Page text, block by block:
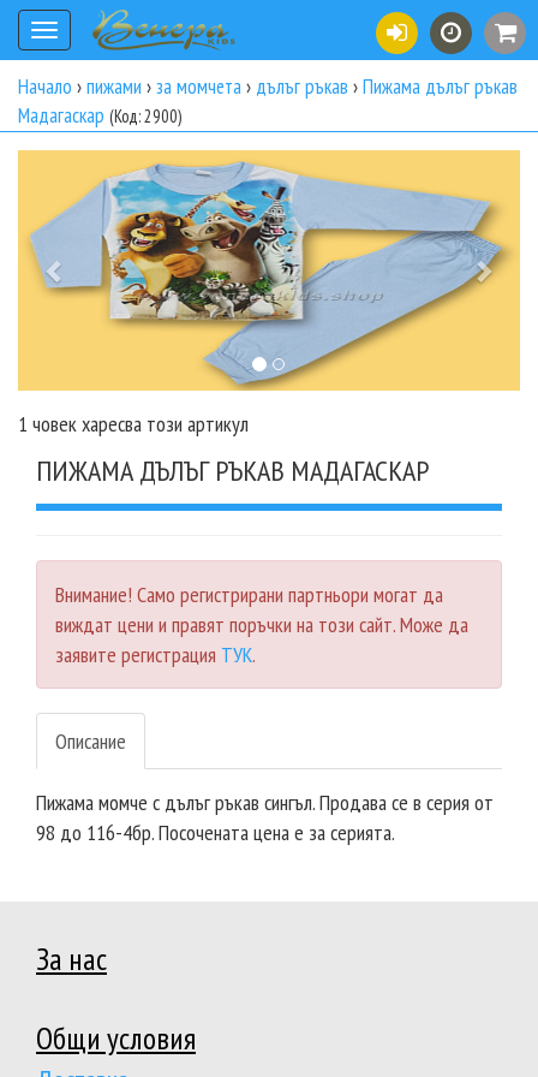
Toggle
navigation
Начало ›пижами ›за момчета› дълъг ръкав ›Пижама дълъг ръкав
Мадагаскар (Код: 2900)
Previous
1 човек харесва този артикул
ПИЖАМА ДЪЛЪГ РЪКАВ МАДАГАСКАР
Внимание! Само регистрирани партньори могат да
виждат цени и правят поръчки на този сайт. Може да
заявите регистрация ТУК.
Описание
Пижама момче с дълъг ръкав сингъл. Продава се в серия от
98 до 116-4бр. Посочената цена е за серията.
За нас
Общи условия